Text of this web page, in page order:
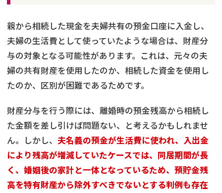
親から相続した現金を夫婦共有の預金口座に入金し、
夫婦の生活費として使っていたような場合は、財産分
与の対象となる可能性があります。これは、元々の夫
婦の共有財産を使用したのか、相続した資金を使用し
たのか、区別が困難であるためです。
財産分与を行う際には、離婚時の預金残高から相続し
た金額を差し引けば問題ない、と考えるかもしれませ
ん。しかし、 夫名義の預金が生活費に使われ、入出金
により残高が増減していたケースでは、同居期間が長
く、婚姻後の家計と一体となっているため、預貯金残
高を特有財産から除外すべきでないとする判例も存在